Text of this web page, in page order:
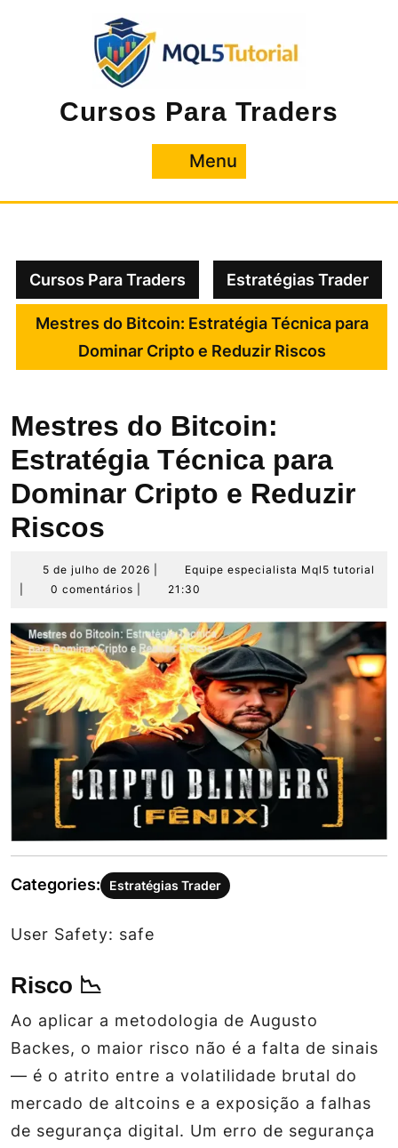
Cursos Para Traders
Menu
Cursos Para Traders Estratégias Trader
Mestres do Bitcoin: Estratégia Técnica para
Dominar Cripto e Reduzir Riscos
Mestres do Bitcoin:
Estratégia Técnica para
Dominar Cripto e Reduzir
Riscos
5 de julho de 2026
de
2026
Equipe especialista Mql5 tutorial
0 comentários 21:30
Categories: Estratégias Trader
User Safety: safe
Risco 📉
Ao aplicar a metodologia de Augusto
Backes, o maior risco não é a falta de sinais
— é o atrito entre a volatilidade brutal do
mercado de altcoins e a exposição a falhas
de segurança digital. Um erro de segurança